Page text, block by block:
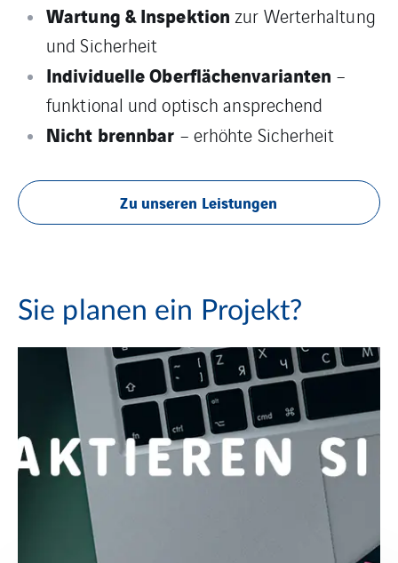
Wartung & Inspektion zur Werterhaltung
und Sicherheit
Individuelle Oberflächenvarianten –
funktional und optisch ansprechend
Nicht brennbar – erhöhte Sicherheit
Zu unseren Leistungen
Sie planen ein Projekt?